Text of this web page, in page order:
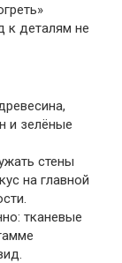
к деталям не
и зелёные
стены
на главной
тканевые